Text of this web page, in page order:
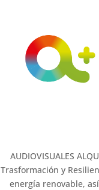
AUDIOVISUALES
Trasformación y
energía renovable,